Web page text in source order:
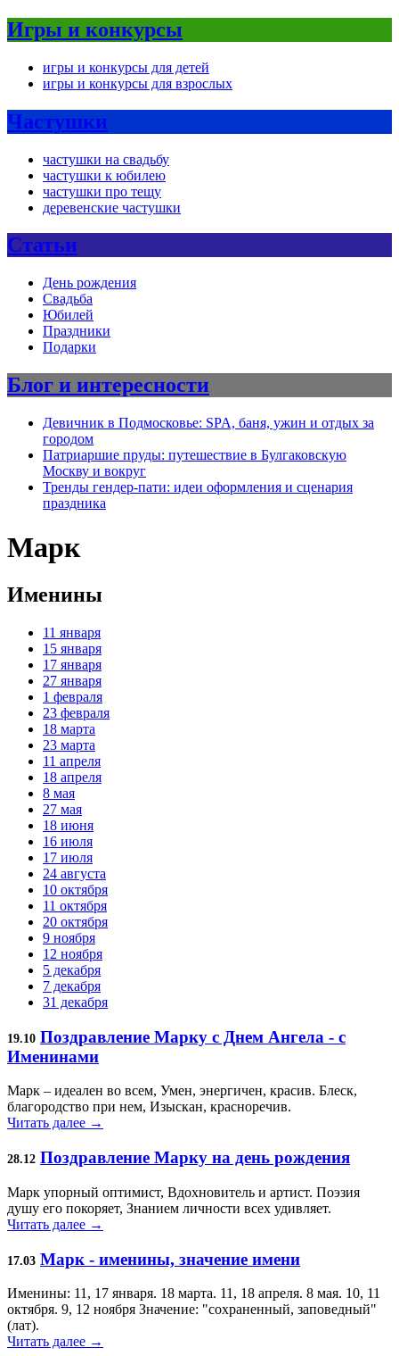
Игры и конкурсы
игры и конкурсы для детей
игры и конкурсы для взрослых
Частушки
частушки на свадьбу
частушки к юбилею
частушки про тещу
деревенские частушки
Статьи
День рождения
Свадьба
Юбилей
Праздники
Подарки
Блог и интересности
Девичник в Подмосковье: SPA, баня, ужин и отдых за
городом
Патриаршие пруды: путешествие в Булгаковскую
Москву и вокруг
Тренды гендер-пати: идеи оформления и сценария
праздника
Марк
Именины
11 января
15 января
17 января
27 января
1 февраля
23 февраля
18 марта
23 марта
11 апреля
18 апреля
8 мая
27 мая
18 июня
16 июля
17 июля
24 августа
10 октября
11 октября
20 октября
9 ноября
12 ноября
5 декабря
7 декабря
31 декабря
19.10 Поздравление Марку с Днем Ангела - с
Именинами
Марк – идеален во всем, Умен, энергичен, красив. Блеск,
благородство при нем, Изыскан, красноречив.
Читать далее →
28.12 Поздравление Марку на день рождения
Марк упорный оптимист, Вдохновитель и артист. Поэзия
душу его покоряет, Знанием личности всех удивляет.
Читать далее →
17.03 Марк - именины, значение имени
Именины: 11, 17 января. 18 марта. 11, 18 апреля. 8 мая. 10, 11
октября. 9, 12 ноября Значение: "сохраненный, заповедный"
(лат).
Читать далее →